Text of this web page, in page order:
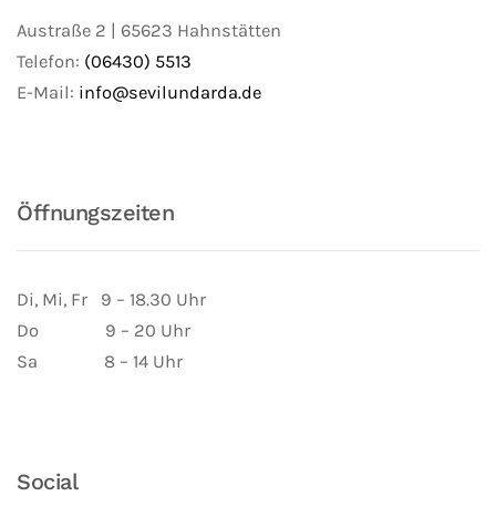
Austraße 2 | 65623 Hahnstätten
Telefon: (06430) 5513
E-Mail: info@sevilundarda.de
Öffnungszeiten
Di, Mi, Fr 9 – 18.30 Uhr
Do 9 – 20 Uhr
Sa 8 – 14 Uhr
Social